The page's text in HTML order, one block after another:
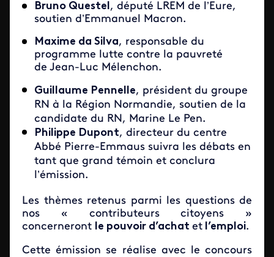
Bruno Questel, député LREM de l’Eure,
soutien d’Emmanuel Macron.
Maxime da Silva, responsable du
programme lutte contre la pauvreté
de Jean-Luc Mélenchon.
Guillaume Pennelle, président du groupe
RN à la Région Normandie, soutien de la
candidate du RN, Marine Le Pen.
Philippe Dupont, directeur du centre
Abbé Pierre-Emmaus suivra les débats en
tant que grand témoin et conclura
l’émission.
Les thèmes retenus parmi les questions de
nos « contributeurs citoyens »
concerneront le pouvoir d’achat et l’emploi.
Cette émission se réalise avec le concours